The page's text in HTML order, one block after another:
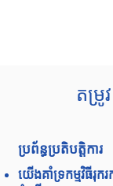
តម្រូ
ប្រព័ន្ធប្រតិបត្តិការ
យើងគាំទ្រកម្មវិធីរុ